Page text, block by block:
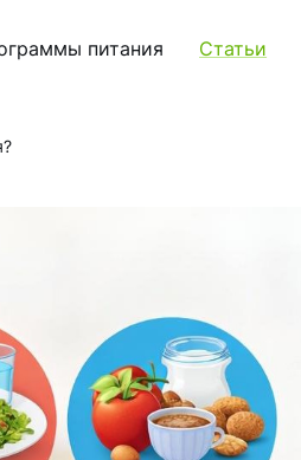
питания Статьи